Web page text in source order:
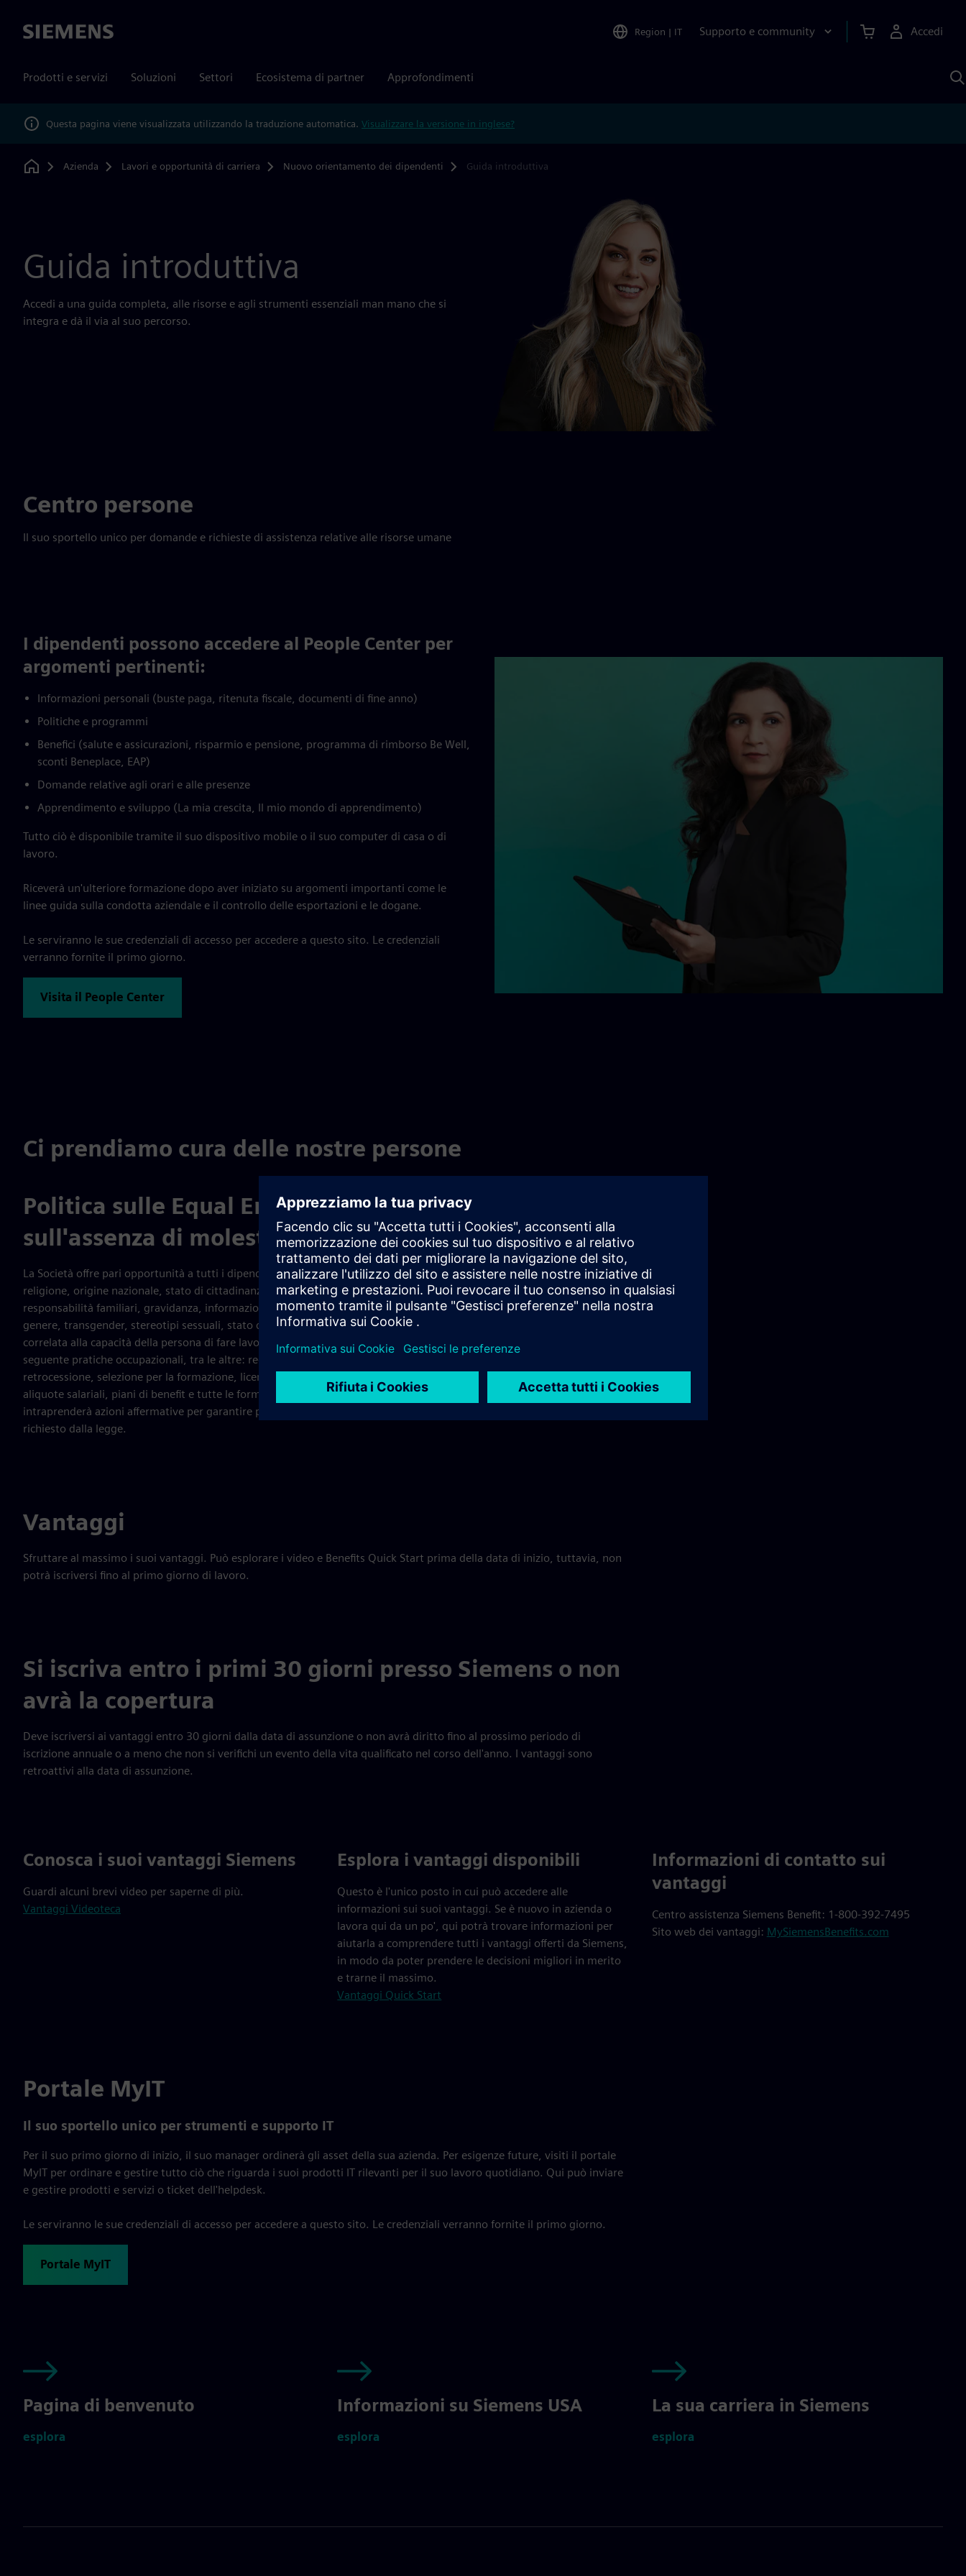
Siemens Region | IT Supporto e community Accedi
Prodotti e servizi Soluzioni Settori Ecosistema di partner Approfondimenti
Questa pagina viene visualizzata utilizzando la traduzione automatica. Visualizzare la versione in inglese?
Home
Azienda Lavori e opportunità di carriera Nuovo orientamento dei dipendenti Guida introduttiva
Guida introduttiva
Accedi a una guida completa, alle risorse e agli strumenti essenziali man mano che si
integra e dà il via al suo percorso.
Centro persone
Il suo sportello unico per domande e richieste di assistenza relative alle risorse umane
I dipendenti possono accedere al People Center per
argomenti pertinenti:
Informazioni personali (buste paga, ritenuta fiscale, documenti di fine anno)
Politiche e programmi
Benefici (salute e assicurazioni, risparmio e pensione, programma di rimborso Be Well,
sconti Beneplace, EAP)
Domande relative agli orari e alle presenze
Apprendimento e sviluppo (La mia crescita, Il mio mondo di apprendimento)
Tutto ciò è disponibile tramite il suo dispositivo mobile o il suo computer di casa o di
lavoro.
Riceverà un'ulteriore formazione dopo aver iniziato su argomenti importanti come le
linee guida sulla condotta aziendale e il controllo delle esportazioni e le dogane.
Le serviranno le sue credenziali di accesso per accedere a questo sito. Le credenziali
verranno fornite il primo giorno.
Visita il People Center
Ci prendiamo cura delle nostre persone
Politica sulle Equal Employment Opportunity e
sull'assenza di molestie sul posto di lavoro
La Società offre pari opportunità a tutti i dipendenti e potenziali dipendenti indipendentemente da razza, colore, credo,
religione, origine nazionale, stato di cittadinanza, ascendenza, sesso, età, disabilità fisica o mentale, stato civile,
responsabilità familiari, gravidanza, informazioni genetiche, orientamento sessuale, espressione di genere, identità di
genere, transgender, stereotipi sessuali, stato di veterano protetto o militare, o qualsiasi altra considerazione non
correlata alla capacità della persona di fare lavoro o altrimenti reso illegale dalla legge federale, statale o locale nel
seguente pratiche occupazionali, tra le altre: reclutamento, assunzione, collocamento, trasferimento, promozione,
retrocessione, selezione per la formazione, licenziamento, cessazione, assegnazione a turni, determinazione del servizio,
aliquote salariali, piani di benefit e tutte le forme di compensazione e altre azioni relative al personale. La Società
intraprenderà azioni affermative per garantire pari opportunità di lavoro e il rispetto della presente Politica come
richiesto dalla legge.
Vantaggi
Sfruttare al massimo i suoi vantaggi. Può esplorare i video e Benefits Quick Start prima della data di inizio, tuttavia, non
potrà iscriversi fino al primo giorno di lavoro.
Si iscriva entro i primi 30 giorni presso Siemens o non
avrà la copertura
Deve iscriversi ai vantaggi entro 30 giorni dalla data di assunzione o non avrà diritto fino al prossimo periodo di
iscrizione annuale o a meno che non si verifichi un evento della vita qualificato nel corso dell'anno. I vantaggi sono
retroattivi alla data di assunzione.
Conosca i suoi vantaggi Siemens
Guardi alcuni brevi video per saperne di più.
Vantaggi Videoteca
Esplora i vantaggi disponibili
Questo è l'unico posto in cui può accedere alle
informazioni sui suoi vantaggi. Se è nuovo in azienda o
lavora qui da un po', qui potrà trovare informazioni per
aiutarla a comprendere tutti i vantaggi offerti da Siemens,
in modo da poter prendere le decisioni migliori in merito
e trarne il massimo.
Vantaggi Quick Start
Informazioni di contatto sui
vantaggi
Centro assistenza Siemens Benefit: 1-800-392-7495
Sito web dei vantaggi: MySiemensBenefits.com
Portale MyIT
Il suo sportello unico per strumenti e supporto IT
Per il suo primo giorno di inizio, il suo manager ordinerà gli asset della sua azienda. Per esigenze future, visiti il portale
MyIT per ordinare e gestire tutto ciò che riguarda i suoi prodotti IT rilevanti per il suo lavoro quotidiano. Qui può inviare
e gestire prodotti e servizi o ticket dell'helpdesk.
Le serviranno le sue credenziali di accesso per accedere a questo sito. Le credenziali verranno fornite il primo giorno.
Portale MyIT
Pagina di benvenuto
esplora
Informazioni su Siemens USA
esplora
La sua carriera in Siemens
esplora